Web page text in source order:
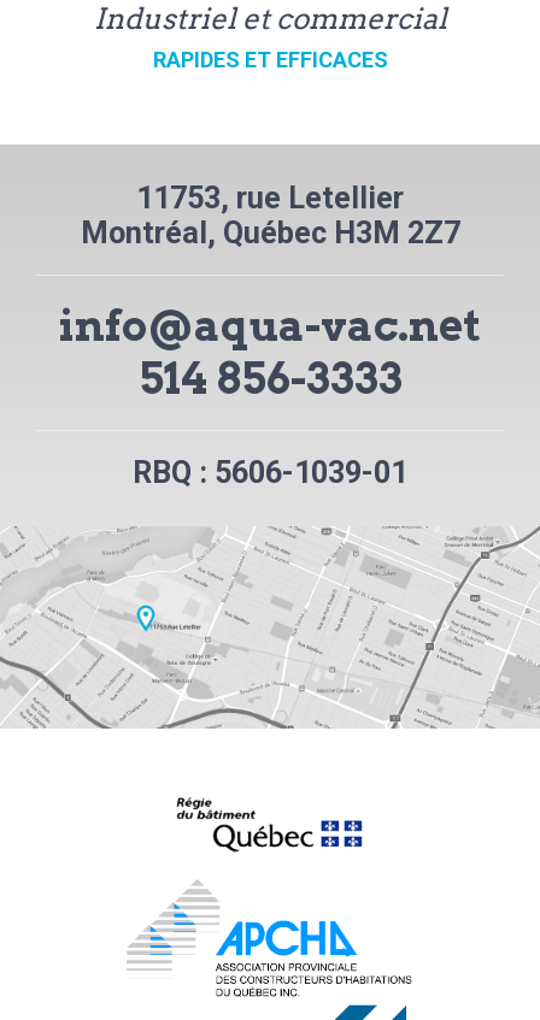
Industriel et commercial
RAPIDES ET EFFICACES
11753, rue Letellier
Montréal, Québec H3M 2Z7
info@aqua-vac.net
514 856-3333
RBQ : 5606-1039-01